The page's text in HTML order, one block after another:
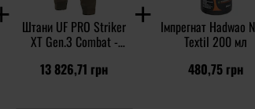
Штани UF PRO Striker
XT Gen.3 Combat -
13 826,71 грн
Імпрегнат Hadwao
Textil 200 мл
480,75 грн